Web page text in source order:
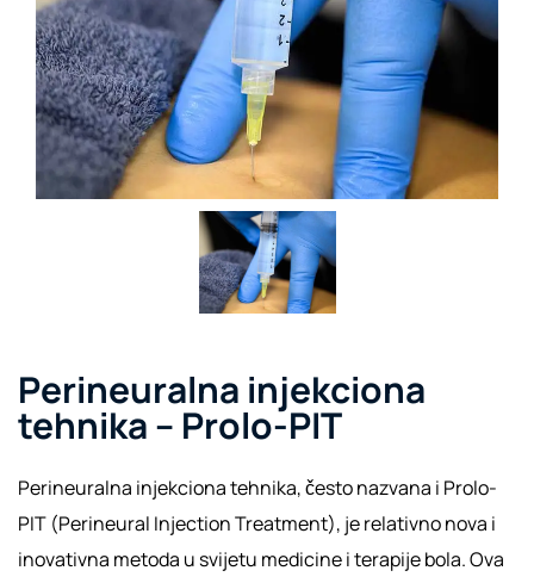
Perineuralna injekciona
tehnika – Prolo-PIT
Perineuralna injekciona tehnika, često nazvana i Prolo-
PIT (Perineural Injection Treatment), je relativno nova i
inovativna metoda u svijetu medicine i terapije bola. Ova